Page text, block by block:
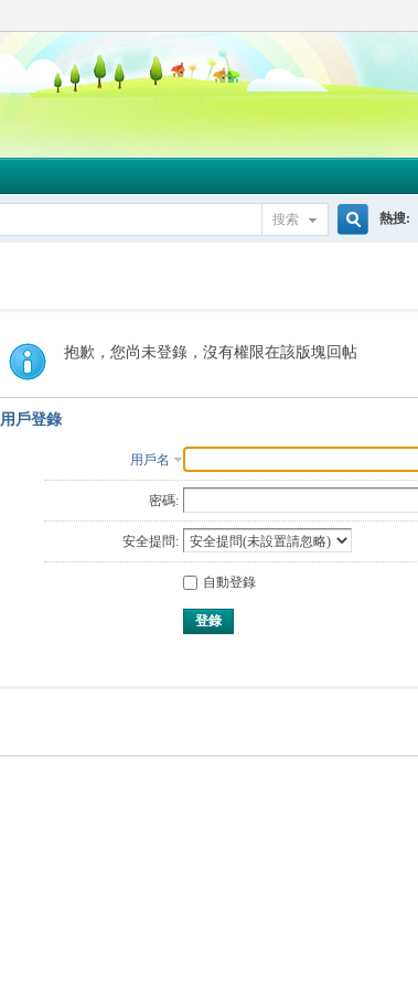
搜索
索
熱搜:
抱歉，您尚未登錄，沒有權限在該版塊回帖
用戶登錄
用戶名
密碼:
安全提問:
自動登錄
登錄